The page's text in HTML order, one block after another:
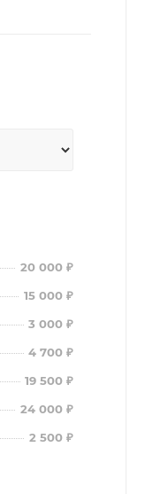
20 000 ₽
15 000 ₽
3 000 ₽
4 700 ₽
19 500 ₽
24 000 ₽
2 500 ₽